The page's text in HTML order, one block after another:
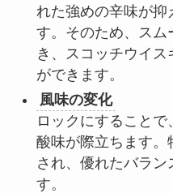
れた強めの辛味が抑
す。そのため、スム
き、スコッチウイス
ができます。
風味の変化
ロックにすること
酸味が際立ちます。
され、優れたバラン
す。